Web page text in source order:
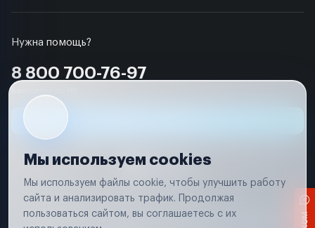
Нужна помощь?
8 800 700-76-97
Условия использования
Вся информация, представленная на сайте, носит исключительно
Мы используем cookies
Мы используем файлы cookie, чтобы улучшить работу
сайта и анализировать трафик. Продолжая
пользоваться сайтом, вы соглашаетесь с их